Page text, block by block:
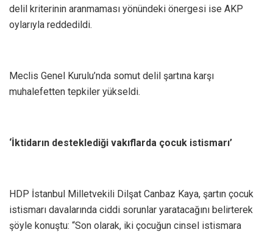
delil kriterinin aranmaması yönündeki önergesi ise AKP
oylarıyla reddedildi.
Meclis Genel Kurulu’nda somut delil şartına karşı
muhalefetten tepkiler yükseldi.
‘İktidarın desteklediği vakıflarda çocuk istismarı’
HDP İstanbul Milletvekili Dilşat Canbaz Kaya, şartın çocuk
istismarı davalarında ciddi sorunlar yaratacağını belirterek
şöyle konuştu: “Son olarak, iki çocuğun cinsel istismara